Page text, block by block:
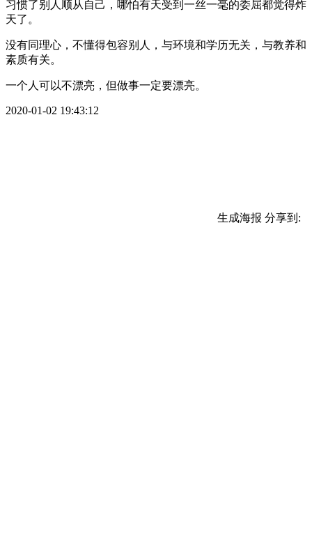
习惯了别人顺从自己，哪怕有天受到一丝一毫的委屈都觉得炸
天了。
没有同理心，不懂得包容别人，与环境和学历无关，与教养和
素质有关。
一个人可以不漂亮，但做事一定要漂亮。
2020-01-02 19:43:12
生成海报 分享到: